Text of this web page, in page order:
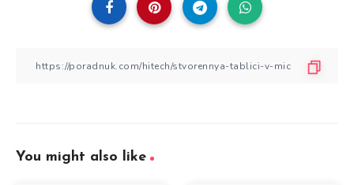
You might also like